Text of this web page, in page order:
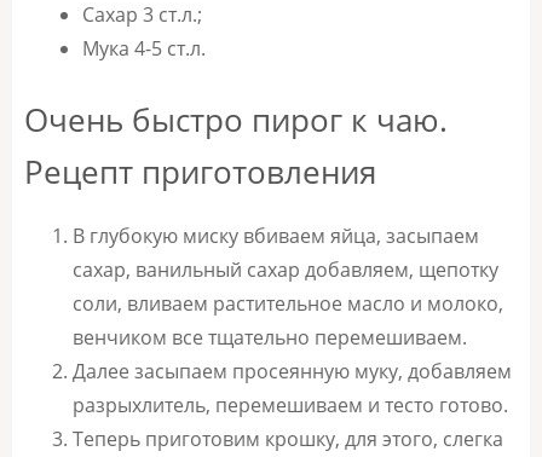
Сахар 3 ст.л.;
Мука 4-5 ст.л.
Очень быстро пирог к чаю.
Рецепт приготовления
В глубокую миску вбиваем яйца, засыпаем
сахар, ванильный сахар добавляем, щепотку
соли, вливаем растительное масло и молоко,
венчиком все тщательно перемешиваем.
Далее засыпаем просеянную муку, добавляем
разрыхлитель, перемешиваем и тесто готово.
Теперь приготовим крошку, для этого, слегка